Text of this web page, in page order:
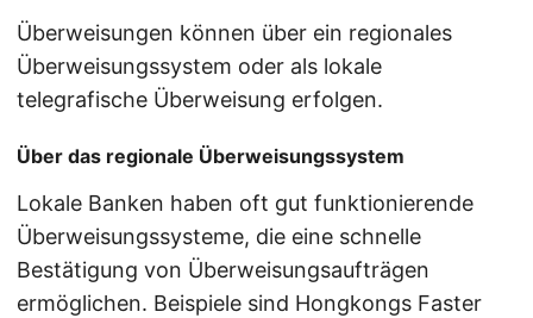
Überweisungen können über ein regionales
Überweisungssystem oder als lokale
telegrafische Überweisung erfolgen.
Über das regionale Überweisungssystem
Lokale Banken haben oft gut funktionierende
Überweisungssysteme, die eine schnelle
Bestätigung von Überweisungsaufträgen
ermöglichen. Beispiele sind Hongkongs Faster